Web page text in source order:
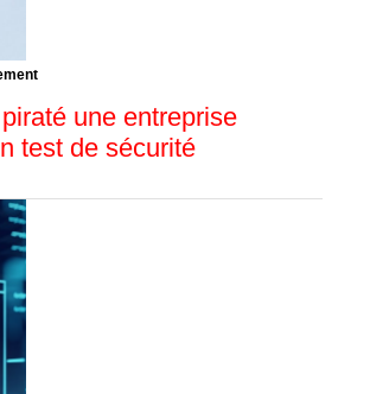
une entreprise
test de sécurité